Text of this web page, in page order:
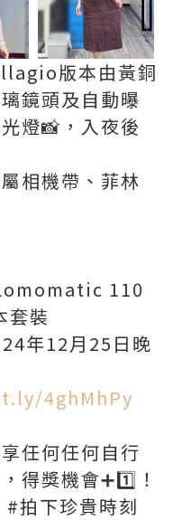
版本由黃銅
鏡頭及自動曝
燈📸，入夜後
相機帶、菲林
110
套裝
年12月25日晚
4ghMhPy
任何任何自行
得獎機會➕1️⃣！
拍下珍貴時刻